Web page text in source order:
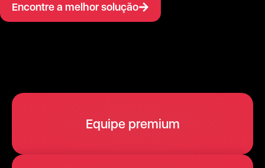
Encontre a melhor solução
Equipe premium